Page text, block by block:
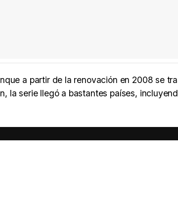
a partir de la renovación en 2008 se
la serie llegó a bastantes países,